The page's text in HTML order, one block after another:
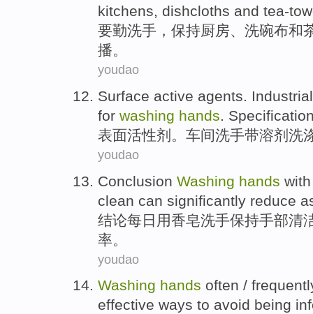
kitchens, dishcloths and tea-
要勤洗手 ， 保持厨房、洗碗布和
播。
youdao
Surface active agents.
for washing hands.
表面活性剂 。车间洗手带溶剂 洗
youdao
Conclusion Washing hands with
clean can significantly reduce
结论每日 用香皂洗手保持手部清
率 。
youdao
Washing hands often /
effective ways to avoid being